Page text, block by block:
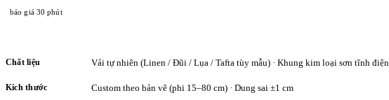
báo giá 30 phút
Chất liệu Vải tự nhiên (Linen / Đũi / Lụa / Tafta tùy mẫu) · Khung kim loại sơn tĩnh điện
Kích thước Custom theo bản vẽ (phi 15–80 cm) · Dung sai ±1 cm